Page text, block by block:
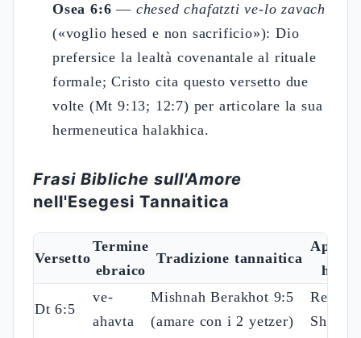
Osea 6:6 — chesed chafatzti ve-lo zavach
(«voglio hesed e non sacrificio»): Dio
prefersice la lealtà covenantale al rituale
formale; Cristo cita questo versetto due
volte (Mt 9:13; 12:7) per articolare la sua
hermeneutica halakhica.
Frasi Bibliche sull'Amore
nell'Esegesi Tannaitica
Versetto
Termine
ebraico
Tradizione tannaitica
Dt 6:5
ve-
ahavta
Mishnah Berakhot 9:5
(amare con i 2 yetzer)
Shema